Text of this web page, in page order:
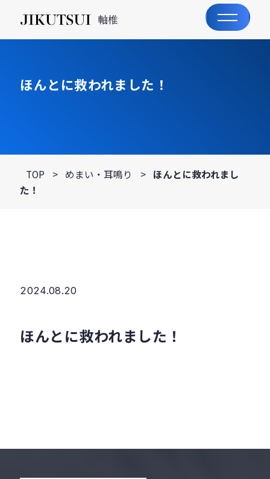
軸椎
ほんとに救われました！
TOP > めまい・耳鳴り > ほんとに救われまし
た！
2024.08.20
ほんとに救われました！